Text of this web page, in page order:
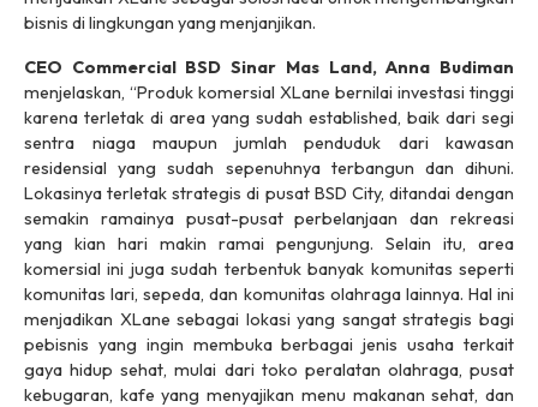
bisnis di lingkungan yang menjanjikan.
CEO Commercial BSD Sinar Mas Land, Anna Budiman
menjelaskan, “Produk komersial XLane bernilai investasi tinggi
karena terletak di area yang sudah established, baik dari segi
sentra niaga maupun jumlah penduduk dari kawasan
residensial yang sudah sepenuhnya terbangun dan dihuni.
Lokasinya terletak strategis di pusat BSD City, ditandai dengan
semakin ramainya pusat-pusat perbelanjaan dan rekreasi
yang kian hari makin ramai pengunjung. Selain itu, area
komersial ini juga sudah terbentuk banyak komunitas seperti
komunitas lari, sepeda, dan komunitas olahraga lainnya. Hal ini
menjadikan XLane sebagai lokasi yang sangat strategis bagi
pebisnis yang ingin membuka berbagai jenis usaha terkait
gaya hidup sehat, mulai dari toko peralatan olahraga, pusat
kebugaran, kafe yang menyajikan menu makanan sehat, dan